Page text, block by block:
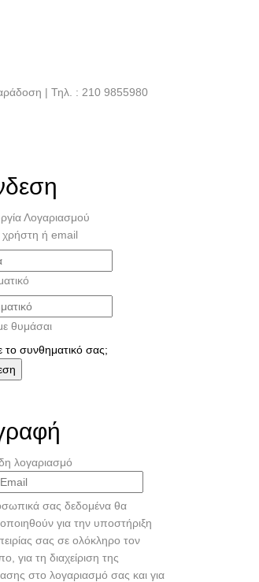
| Τηλ. : 210 9855980
Λογαριασμού
ή email
θυμάσαι
το συνθηματικό σας;
λογαριασμό
σας δεδομένα θα
για την υποστήριξη
σας σε ολόκληρο τον
για τη διαχείριση της
στο λογαριασμό σας και για